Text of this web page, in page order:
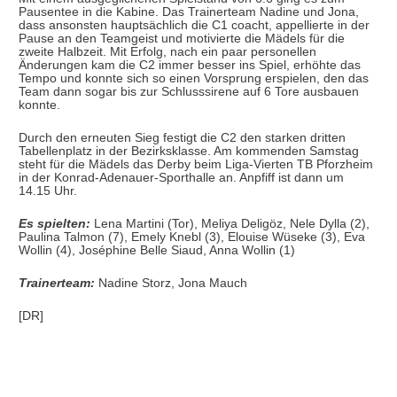
Pausentee in die Kabine. Das Trainerteam Nadine und Jona,
dass ansonsten hauptsächlich die C1 coacht, appellierte in der
Pause an den Teamgeist und motivierte die Mädels für die
zweite Halbzeit. Mit Erfolg, nach ein paar personellen
Änderungen kam die C2 immer besser ins Spiel, erhöhte das
Tempo und konnte sich so einen Vorsprung erspielen, den das
Team dann sogar bis zur Schlusssirene auf 6 Tore ausbauen
konnte.
Durch den erneuten Sieg festigt die C2 den starken dritten
Tabellenplatz in der Bezirksklasse. Am kommenden Samstag
steht für die Mädels das Derby beim Liga-Vierten TB Pforzheim
in der Konrad-Adenauer-Sporthalle an. Anpfiff ist dann um
14.15 Uhr.
Es spielten: Lena Martini (Tor), Meliya Deligöz, Nele Dylla (2),
Paulina Talmon (7), Emely Knebl (3), Elouise Wüseke (3), Eva
Wollin (4), Joséphine Belle Siaud, Anna Wollin (1)
Trainerteam: Nadine Storz, Jona Mauch
[DR]